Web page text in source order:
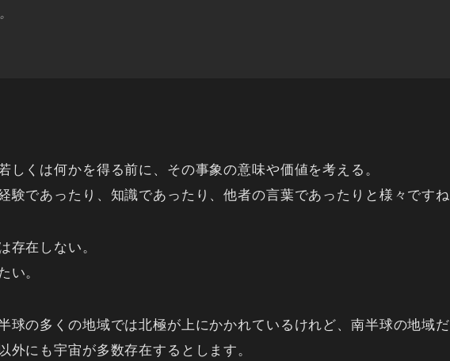
しくは何かを得る前に、その事象の意味や価値を考える。
験であったり、知識であったり、他者の言葉であったりと様々です
存在しない。
。
球の多くの地域では北極が上にかかれているけれど、南半球の地域
外にも宇宙が多数存在するとします。